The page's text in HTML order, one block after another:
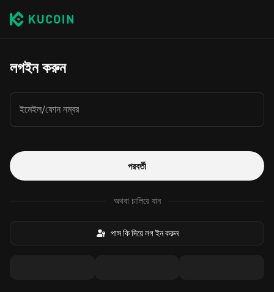
লগইন করুন
ইমেইল/ফোন নম্বর
পরবর্তী
অথবা চালিয়ে যান
পাস কি দিয়ে লগ ইন করুন